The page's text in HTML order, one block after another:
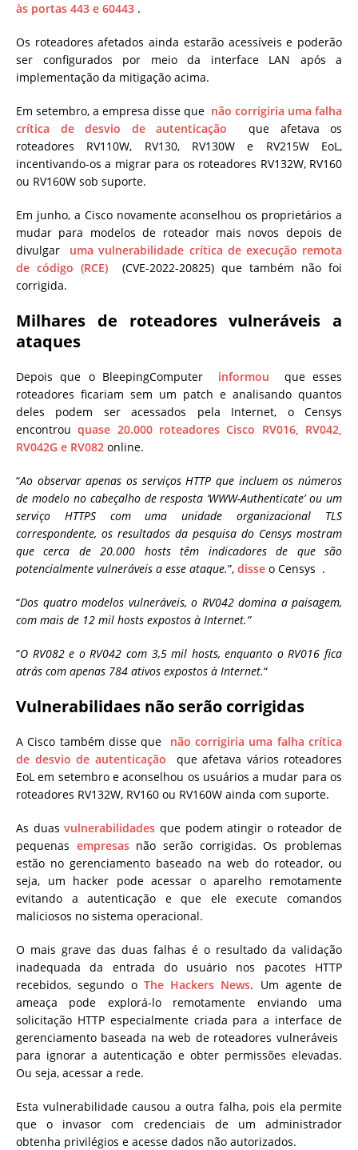
às portas 443 e 60443 .
Os roteadores afetados ainda estarão acessíveis e poderão
ser configurados por meio da interface LAN após a
implementação da mitigação acima.
Em setembro, a empresa disse que não corrigiria uma falha
crítica de desvio de autenticação que afetava os
roteadores RV110W, RV130, RV130W e RV215W EoL,
incentivando-os a migrar para os roteadores RV132W, RV160
ou RV160W sob suporte.
Em junho, a Cisco novamente aconselhou os proprietários a
mudar para modelos de roteador mais novos depois de
divulgar uma vulnerabilidade crítica de execução remota
de código (RCE) (CVE-2022-20825) que também não foi
corrigida.
Milhares de roteadores vulneráveis ​​a
ataques
Depois que o BleepingComputer informou que esses
roteadores ficariam sem um patch e analisando quantos
deles podem ser acessados ​​pela Internet, o Censys
encontrouquase 20.000 roteadores Cisco RV016, RV042,
RV042G e RV082 online.
“Ao observar apenas os serviços HTTP que incluem os números
de modelo no cabeçalho de resposta ‘WWW-Authenticate’ ou um
serviço HTTPS com uma unidade organizacional TLS
correspondente, os resultados da pesquisa do Censys mostram
que cerca de 20.000 hosts têm indicadores de que são
potencialmente vulneráveis ​​a esse ataque.”, disse o Censys .
“Dos quatro modelos vulneráveis, o RV042 domina a paisagem,
com mais de 12 mil hosts expostos à Internet.”
“O RV082 e o RV042 com 3,5 mil hosts, enquanto o RV016 fica
atrás com apenas 784 ativos expostos à Internet.“
Vulnerabilidaes não serão corrigidas
A Cisco também disse que não corrigiria uma falha crítica
de desvio de autenticação que afetava vários roteadores
EoL em setembro e aconselhou os usuários a mudar para os
roteadores RV132W, RV160 ou RV160W ainda com suporte.
As duasvulnerabilidades que podem atingir o roteador de
pequenas empresasnão serão corrigidas. Os problemas
estão no gerenciamento baseado na web do roteador, ou
seja, um hacker pode acessar o aparelho remotamente
evitando a autenticação e que ele execute comandos
maliciosos no sistema operacional.
O mais grave das duas falhas é o resultado da validação
inadequada da entrada do usuário nos pacotes HTTP
recebidos, segundo o The Hackers News. Um agente de
ameaça pode explorá-lo remotamente enviando uma
solicitação HTTP especialmente criada para a interface de
gerenciamento baseada na web de roteadores vulneráveis ​​
para ignorar a autenticação e obter permissões elevadas.
Ou seja, acessar a rede.
Esta vulnerabilidade causou a outra falha, pois ela permite
que o invasor com credenciais de um administrador
obtenha privilégios e acesse dados não autorizados.